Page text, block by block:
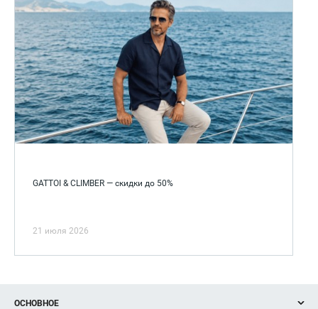
GATTOI & CLIMBER — скидки до 50%
21 июля 2026
ОСНОВНОЕ